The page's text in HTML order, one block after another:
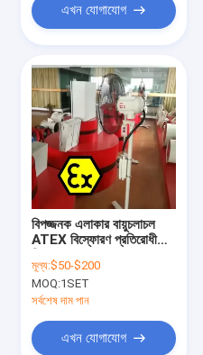
এখন যোগাযোগ
বিপজ্জনক এলাকার বায়ুচলাচল
ATEX বিস্ফোরণ প্রতিরোধী
মূল্য:$50-$200
MOQ:1SET
সর্বশেষ দাম পান
এখন যোগাযোগ